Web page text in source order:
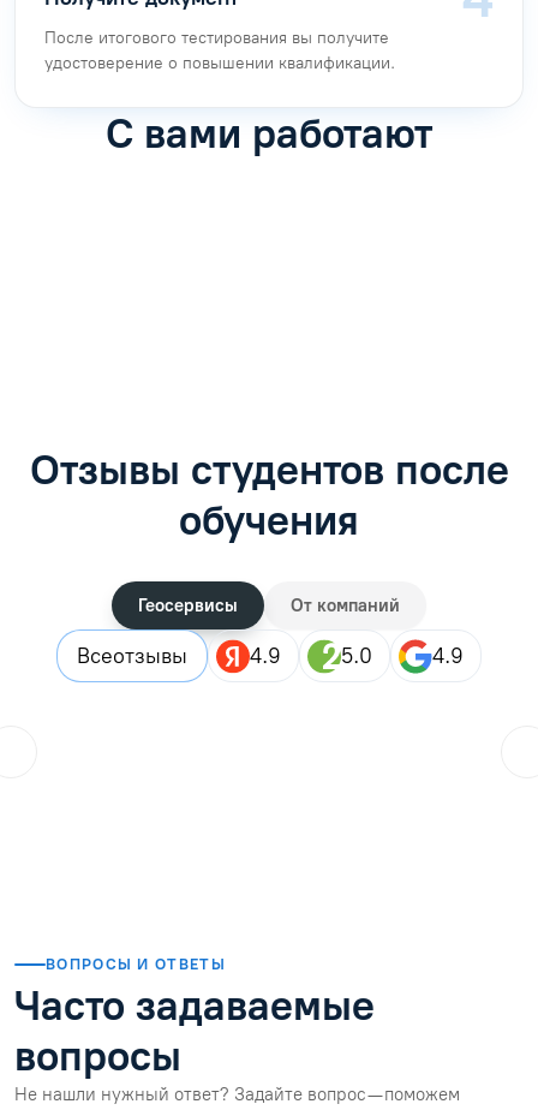
После итогового тестирования вы получите
удостоверение о повышении квалификации.
С вами работают
Отзывы студентов после
обучения
Геосервисы От компаний
Всеотзывы 4.9 5.0 4.9
ВОПРОСЫ И ОТВЕТЫ
Часто задаваемые
вопросы
Не нашли нужный ответ? Задайте вопрос — поможем